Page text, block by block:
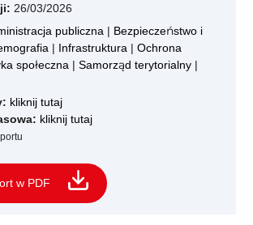
26/03/2026
publiczna | Bezpieczeństwo i
| Infrastruktura | Ochrona
społeczna | Samorząd terytorialny |
kliknij tutaj
kliknij tutaj
w PDF